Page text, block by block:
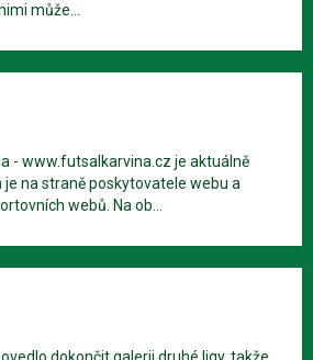
může...
- www.futsalkarvina.cz je aktuálně
je na straně poskytovatele webu a
webů. Na ob...